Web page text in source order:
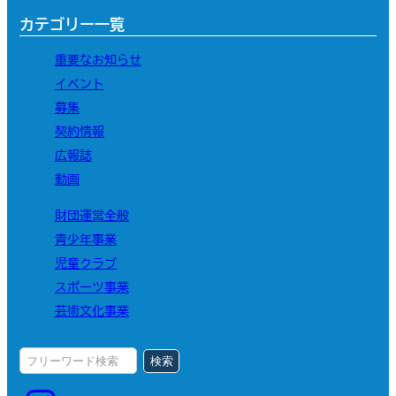
カテゴリー一覧
重要なお知らせ
イベント
募集
契約情報
広報誌
動画
財団運営全般
青少年事業
児童クラブ
スポーツ事業
芸術文化事業
検索